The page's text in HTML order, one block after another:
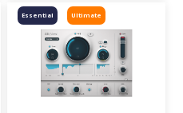
のイマーシブフォーマットで音楽
をミックスする際のバス処理
Ultimate
Essential